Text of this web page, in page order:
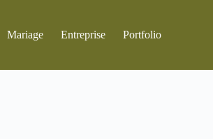
Mariage Entreprise Portfolio